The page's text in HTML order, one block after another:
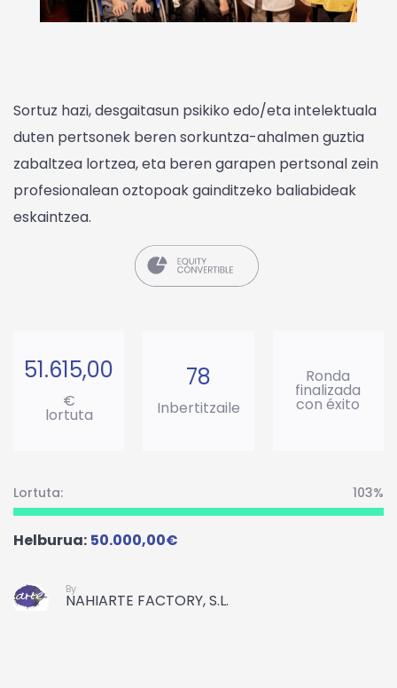
Sortuz hazi, desgaitasun psikiko edo/eta intelektuala
duten pertsonek beren sorkuntza-ahalmen guztia
zabaltzea lortzea, eta beren garapen pertsonal zein
profesionalean oztopoak gainditzeko baliabideak
eskaintzea.
51.615,00
€
lortuta
78
Inbertitzaile
Ronda
finalizada
con éxito
Lortuta: 103%
Helburua: 50.000,00€
By
NAHIARTE FACTORY, S.L.